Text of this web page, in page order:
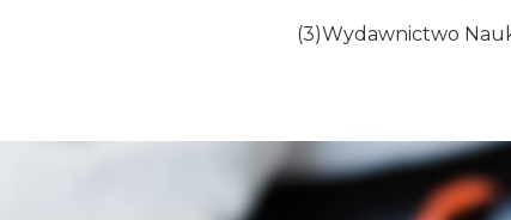
(3)Wydawnictwo